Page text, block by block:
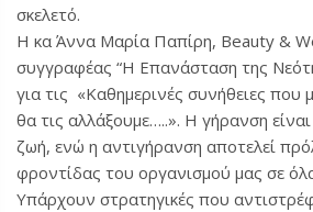
σκελετό.
Η κα Άννα Μαρία Παπίρη, Beauty &
συγγραφέας “Η Επανάσταση της
για τις «Καθημερινές συνήθειες που
θα τις αλλάξουμε…..». Η γήρανση είναι
ζωή, ενώ η αντιγήρανση αποτελεί
φροντίδας του οργανισμού μας σε
Υπάρχουν στρατηγικές που